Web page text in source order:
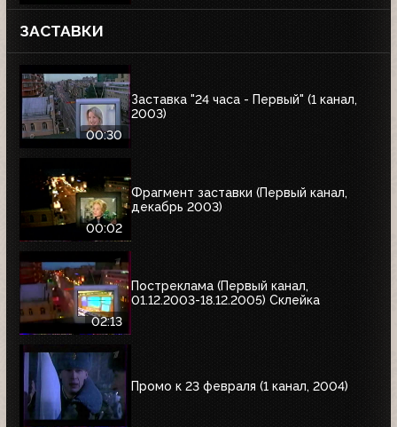
ЗАСТАВКИ
00:30
Заставка "24 часа - Первый" (1 канал,
2003)
00:02
Фрагмент заставки (Первый канал,
декабрь 2003)
02:13
Постреклама (Первый канал,
01.12.2003-18.12.2005) Склейка
Промо к 23 февраля (1 канал, 2004)